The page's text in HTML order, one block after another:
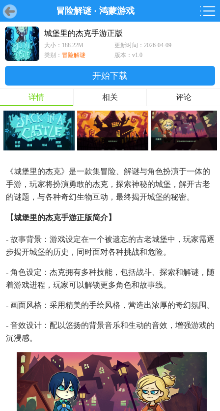
冒险解谜· 鸿蒙游戏
首页 游戏 软件 鸿蒙游戏
首页 游戏 软件 鸿蒙
游戏
鸿蒙
软件
专题
城堡里的杰克手游正版
大小：188.22M
更新时间：2026-04-09
类别： 冒险解谜 版本：v1.0
开始下载
详情 相关 评论
《城堡里的杰克》是一款集冒险、解谜与角色扮演于一体的
手游，玩家将扮演勇敢的杰克，探索神秘的城堡，解开古老
的谜题，与各种奇幻生物互动，最终揭开城堡的秘密。
【城堡里的杰克手游正版简介】
- 故事背景：游戏设定在一个被遗忘的古老城堡中，玩家需逐
步揭开城堡的历史，同时面对各种挑战和危险。
- 角色设定：杰克拥有多种技能，包括战斗、探索和解谜，随
着游戏进程，玩家可以解锁更多角色和故事线。
- 画面风格：采用精美的手绘风格，营造出浓厚的奇幻氛围。
- 音效设计：配以悠扬的背景音乐和生动的音效，增强游戏的
沉浸感。